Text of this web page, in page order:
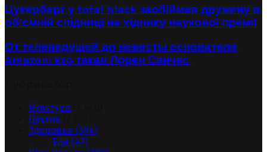
Цукерберг у total black заобіймав дружину в
об’ємній спідниці на хіднику наукової премії
От телеведущей до невесты основателя
Amazon: кто такая Лорен Санчес
Культура
Другое
Здоровье (394)
Еда (47)